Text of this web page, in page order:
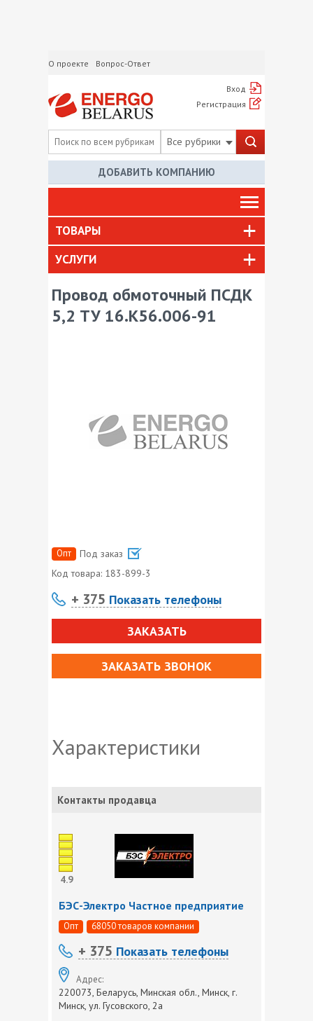
О проекте Вопрос-Ответ
Вход
Регистрация
Все рубрики
ДОБАВИТЬ КОМПАНИЮ
ТОВАРЫ
УСЛУГИ
Провод обмоточный ПСДК
5,2 ТУ 16.К56.006-91
Опт
Под заказ
Код товара: 183-899-3
+ 375 Показать телефоны
ЗАКАЗАТЬ
ЗАКАЗАТЬ ЗВОНОК
Характеристики
Контакты продавца
4.9
БЭС-Электро Частное предприятие
Опт 68050 товаров компании
+ 375 Показать телефоны
Адрес:
220073, Беларусь, Минская обл., Минск, г.
Минск, ул. Гусовского, 2а